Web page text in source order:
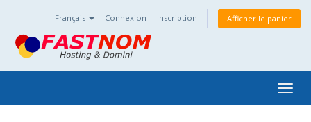
Français Connexion Inscription Afficher le panier